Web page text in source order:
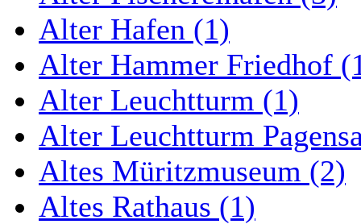
Alter Hafen (1)
Alter Hammer Friedhof
Alter Leuchtturm (1)
Alter Leuchtturm
Altes Müritzmuseum (2)
Altes Rathaus (1)